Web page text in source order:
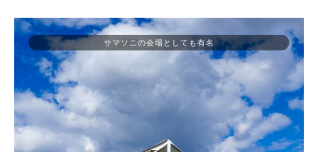
サマソニの会場としても有名